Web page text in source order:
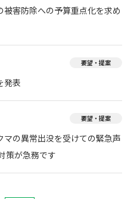
害防除への予算重点化を求め
要望・提案
発表
要望・提案
の異常出没を受けての緊急声
策が急務です